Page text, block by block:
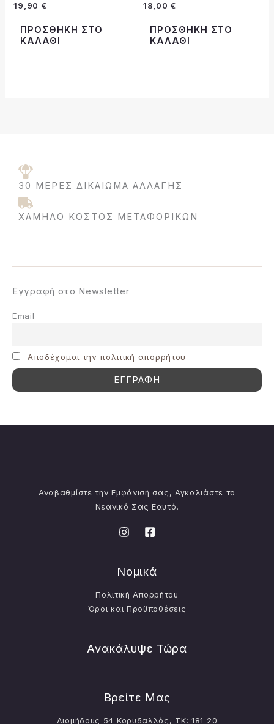
19,90 €
ΠΡΟΣΘΉΚΗ ΣΤΟ
ΚΑΛΆΘΙ
18,00 €
ΠΡΟΣΘΉΚΗ ΣΤΟ
ΚΑΛΆΘΙ
30 ΜΈΡΕΣ ΔΙΚΑΊΩΜΑ ΑΛΛΑΓΉΣ
ΧΑΜΗΛΌ ΚΌΣΤΟΣ ΜΕΤΑΦΟΡΙΚΩΝ
Εγγραφή στο Newsletter
Email
Aποδέχομαι την πολιτική απορρήτου
Αναβαθμίστε την Εμφάνισή σας, Αγκαλιάστε το
Νεανικό Σας Εαυτό.
Νομικά
Πολιτική Απορρήτου
Όροι και Προϋποθέσεις
Ανακάλυψε Τώρα
Βρείτε Μας
Διομήδους 54 Κορυδαλλός, ΤΚ: 181 20